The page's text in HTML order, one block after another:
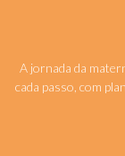
A jornada da
cada passo, com